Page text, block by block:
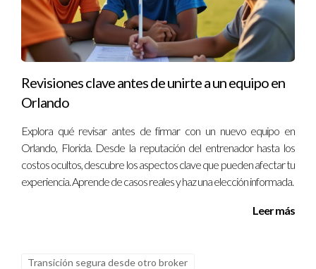
Revisiones clave antes de unirte a un equipo en
Orlando
Explora qué revisar antes de firmar con un nuevo equipo en
Orlando, Florida. Desde la reputación del entrenador hasta los
costos ocultos, descubre los aspectos clave que pueden afectar tu
experiencia. Aprende de casos reales y haz una elección informada.
Leer más
Transición segura desde otro broker